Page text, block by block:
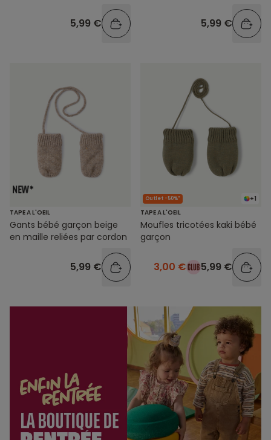
5,99 € 5,99 €
TAPE A L'OEIL
Gants bébé garçon beige
en maille reliées par cordon
5,99 €
+1
Outlet -50%*
TAPE A L'OEIL
Moufles tricotées kaki bébé
garçon
3,00 € 5,99 €